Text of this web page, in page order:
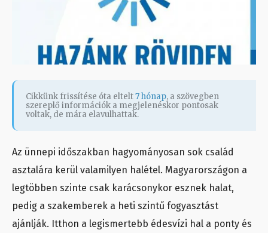
Cikkünk frissítése óta eltelt7 hónap, a szövegben
szereplő információk a megjelenéskor pontosak
voltak, de mára elavulhattak.
Az ünnepi időszakban hagyományosan sok család
asztalára kerül valamilyen halétel. Magyarországon a
legtöbben szinte csak karácsonykor esznek halat,
pedig a szakemberek a heti szintű fogyasztást
ajánlják. Itthon a legismertebb édesvízi hal a ponty és